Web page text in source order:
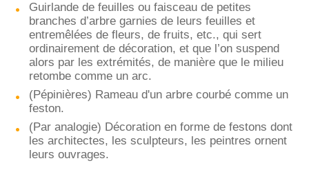
Guirlande de feuilles ou faisceau de petites
branches d’arbre garnies de leurs feuilles et
entremêlées de fleurs, de fruits, etc., qui sert
ordinairement de décoration, et que l’on suspend
alors par les extrémités, de manière que le milieu
retombe comme un arc.
(Pépinières) Rameau d'un arbre courbé comme un
feston.
(Par analogie) Décoration en forme de festons dont
les architectes, les sculpteurs, les peintres ornent
leurs ouvrages.